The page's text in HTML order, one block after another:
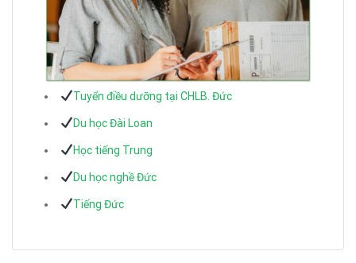
Tuyển điều dưỡng tại CHLB. Đức
Du học Đài Loan
Học tiếng Trung
Du học nghề Đức
Tiếng Đức